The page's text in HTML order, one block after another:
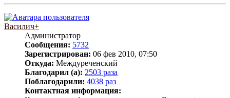
Василич+
Администратор
Сообщения: 5732
Зарегистрирован: 06 фев 2010, 07:50
Откуда: Междуреченский
Благодарил (а): 2503 раза
Поблагодарили: 4038 раз
Контактная информация: